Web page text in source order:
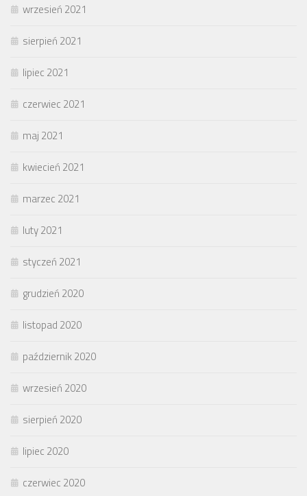
wrzesień 2021
sierpień 2021
lipiec 2021
czerwiec 2021
maj 2021
kwiecień 2021
marzec 2021
luty 2021
styczeń 2021
grudzień 2020
listopad 2020
październik 2020
wrzesień 2020
sierpień 2020
lipiec 2020
czerwiec 2020